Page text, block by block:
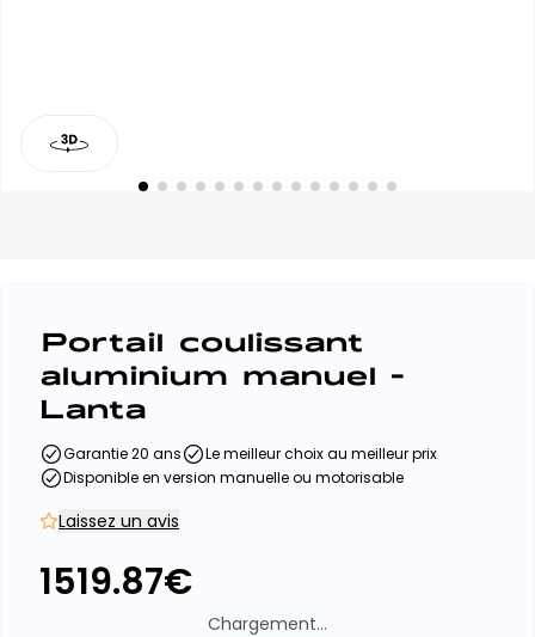
Portail coulissant
aluminium manuel -
Lanta
Garantie 20 ans
Le meilleur choix au meilleur prix
Disponible en version manuelle ou motorisable
Laissez un avis
1519.87€
Chargement...